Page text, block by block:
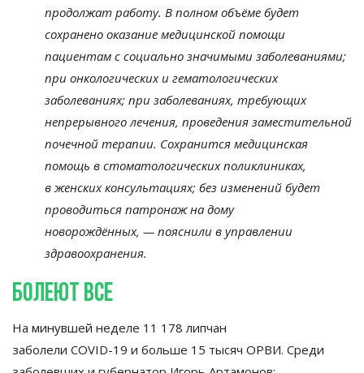
продолжат работу. В полном объёме будет
сохранено оказание медицинской помощи
пациентам с социально значимыми заболеваниями;
при онкологических и гематологических
заболеваниях; при заболеваниях, требующих
непрерывного лечения, проведения заместительной
почечной терапии. Сохранится медицинская
помощь в стоматологических поликлиниках,
в женских консультациях; без изменений будет
проводиться патронаж на дому
новорождённых, — пояснили в управлении
здравоохранения.
Болеют все
На минувшей неделе 11 178 липчан
заболели COVID-19 и больше 15 тысяч ОРВИ. Среди